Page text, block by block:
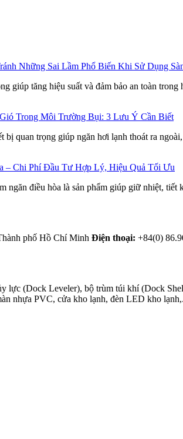
Những Sai Lầm Phổ Biến Khi Sử Dụng
giúp tăng hiệu suất và đảm bảo an toàn
Trong Môi Trường Bụi: 3 Lưu Ý Cần Biết
trọng giúp ngăn hơi lạnh thoát ra
– Chi Phí Đầu Tư Hợp Lý, Hiệu Quả Tối Ưu
điều hòa là sản phẩm giúp giữ nhiệt, tiết
phố Hồ Chí Minh Điện thoại: +84(0)
lực (Dock Leveler), bộ trùm túi khí (Dock
nhựa PVC, cửa kho lạnh, đèn LED kho